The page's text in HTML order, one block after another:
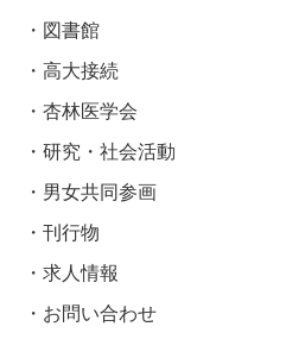
図書館
高大接続
杏林医学会
研究・社会活動
男女共同参画
刊行物
求人情報
お問い合わせ